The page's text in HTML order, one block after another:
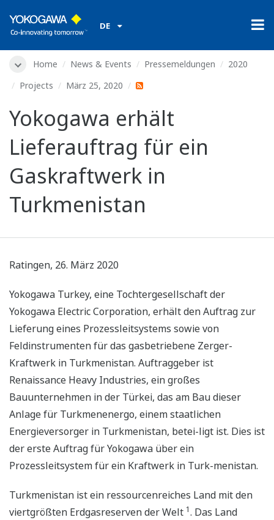
DE
Home News & Events Pressemeldungen
2020
Projects
März 25, 2020
Yokogawa erhält
Lieferauftrag für ein
Gaskraftwerk in
Turkmenistan
Ratingen, 26. März 2020
Yokogawa Turkey, eine Tochtergesellschaft der
Yokogawa Electric Corporation, erhält den Auftrag zur
Lieferung eines Prozessleitsystems sowie von
Feldinstrumenten für das gasbetriebene Zerger-
Kraftwerk in Turkmenistan. Auftraggeber ist
Renaissance Heavy Industries, ein großes
Bauunternehmen in der Türkei, das am Bau dieser
Anlage für Turkmenenergo, einem staatlichen
Energieversorger in Turkmenistan, betei-ligt ist. Dies ist
der erste Auftrag für Yokogawa über ein
Prozessleitsystem für ein Kraftwerk in Turk-menistan.
Turkmenistan ist ein ressourcenreiches Land mit den
viertgrößten Erdgasreserven der Welt 1. Das Land